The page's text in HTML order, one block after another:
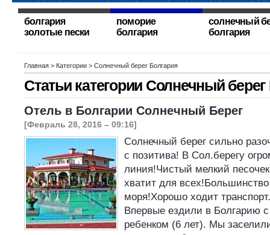
болгария
золотые пески
поморие
болгария
солнечный
болгария
Главная > Категории > Солнечный берег Болгария
Статьи категории Солнечный берег
Отель в Болгарии Солнечный Берег
[Февраль 28, 2016 – 09:16]
Солнечный берег сильно
с позитива! В Сол.берегу
линия!Чистый мелкий
хватит для
моря!Хорошо ходит
Впервые ездили в Болгарию
ребенком (6 лет). Мы